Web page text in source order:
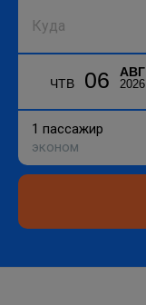
ЧТВ 06 АВГ
2026
1 пассажир
эконом